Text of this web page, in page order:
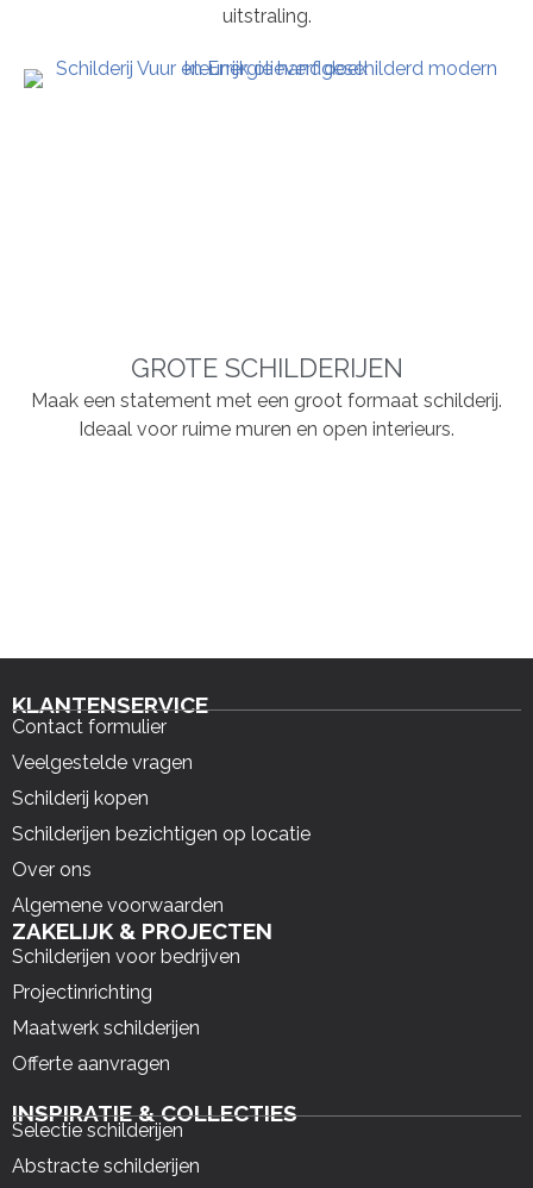
uitstraling.
GROTE SCHILDERIJEN
Maak een statement met een groot formaat schilderij.
Ideaal voor ruime muren en open interieurs.
KLANTENSERVICE
Contact formulier
Veelgestelde vragen
Schilderij kopen
Schilderijen bezichtigen op locatie
Over ons
Algemene voorwaarden
ZAKELIJK & PROJECTEN
Schilderijen voor bedrijven
Projectinrichting
Maatwerk schilderijen
Offerte aanvragen
INSPIRATIE & COLLECTIES
Selectie schilderijen
Abstracte schilderijen